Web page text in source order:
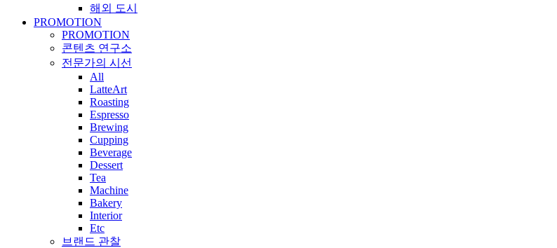
해외 도시
PROMOTION
PROMOTION
콘텐츠 연구소
전문가의 시선
All
LatteArt
Roasting
Espresso
Brewing
Cupping
Beverage
Dessert
Tea
Machine
Bakery
Interior
Etc
브랜드 관찰